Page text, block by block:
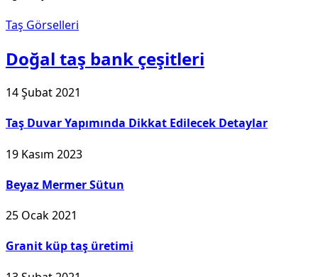
Taş Görselleri
Doğal taş bank çeşitleri
14 Şubat 2021
Taş Duvar Yapımında Dikkat Edilecek Detaylar
19 Kasım 2023
Beyaz Mermer Sütun
25 Ocak 2021
Granit küp taş üretimi